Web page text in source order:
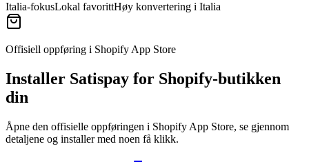
Italia-fokusLokal favorittHøy konvertering i Italia
Offisiell oppføring i Shopify App Store
Installer Satispay for Shopify-butikken
din
Åpne den offisielle oppføringen i Shopify App Store, se gjennom
detaljene og installer med noen få klikk.